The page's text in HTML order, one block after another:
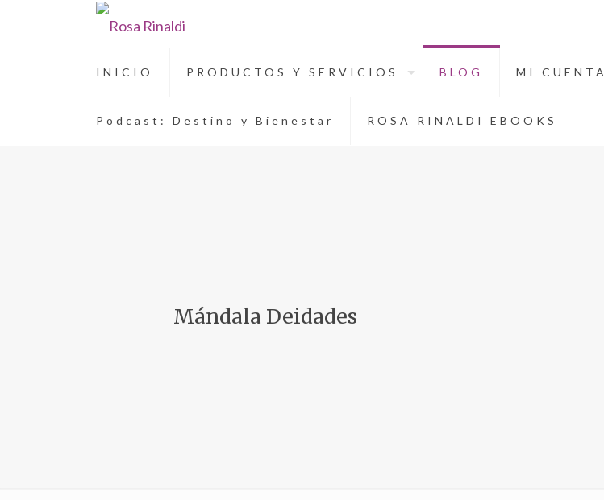
INICIO PRODUCTOS Y SERVICIOS BLOG MI CUENTA
Podcast: Destino y Bienestar ROSA RINALDI EBOOKS
Mándala Deidades